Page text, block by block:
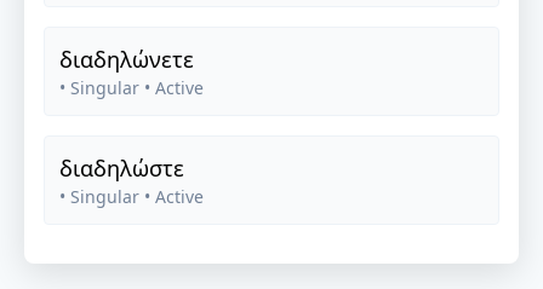
διαδηλώνετε
• Singular • Active
διαδηλώστε
• Singular • Active